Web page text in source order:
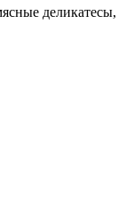
деликатесы,